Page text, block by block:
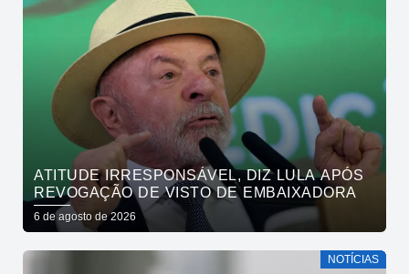
ATITUDE IRRESPONSÁVEL, DIZ LULA APÓS
REVOGAÇÃO DE VISTO DE EMBAIXADORA
6 de agosto de 2026
NOTÍCIAS